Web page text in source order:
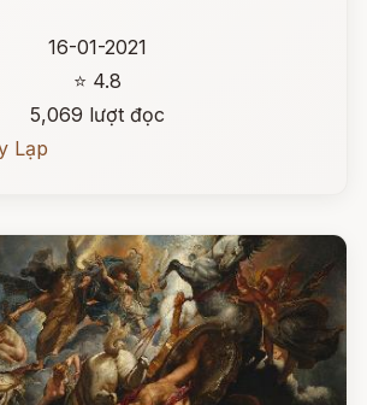
16-01-2021
⭐ 4.8
5,069 lượt đọc
Lạp